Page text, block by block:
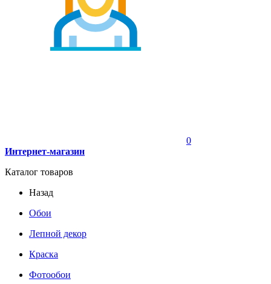
0
Интернет-магазин
Каталог товаров
Назад
Обои
Лепной декор
Краска
Фотообои